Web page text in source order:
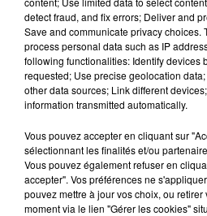
15 mai 2026 - 4 min 34 sec
L'INFO DU LOT À
06H30
L'info du Lot à Figeac
detect fraud, and fix errors; Deliver and
Save and communicate privacy choices.
process personal data such as IP
following functionalities: Identify devices
requested; Use precise geolocation
other data sources; Link different
information transmitted automatically.
Vous pouvez accepter en cliquant sur
sélectionnant les finalités et/ou
Vous pouvez également refuser en
accepter". Vos préférences ne
pouvez mettre à jour vos choix, ou
moment via le lien "Gérer les cookies"